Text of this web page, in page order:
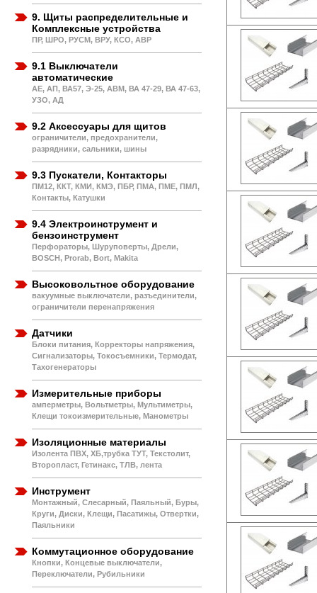
9. Щиты распределительные и
Комплексные устройства
ПР, ШРО, РУСМ, ВРУ, КСО, АВР
9.1 Выключатели
автоматические
АЕ, АП, ВА57, Э-25, АВМ, ВА 47-29, ВА 47-63,
УЗО, АД
9.2 Аксессуары для щитов
ограничители, предохранители,
разрядники, сальники, шины
9.3 Пускатели, Контакторы
ПМ12, ККТ, КМИ, КМЭ, ПБР, ПМА, ПМЕ, ПМЛ,
Контакты, Катушки
9.4 Электроинструмент и
бензоинструмент
Перфораторы, Шуруповерты, Дрели,
BOSCH, Prorab, Bort, Makita
Высоковольтное оборудование
вакуумные выключатели, разъединители,
ограничители перенапряжения
Датчики
Блоки питания, Корректоры напряжения,
Сигнализаторы, Токосъемники, Термодат,
Тахогенераторы
Измерительные приборы
амперметры, Вольтметры, Мультиметры,
Клещи токоизмерительные, Манометры
Изоляционные материалы
Изолента ПВХ, ХБ,трубка ТУТ, Текстолит,
Второпласт, Гетинакс, ТЛВ, лента
Инструмент
Монтажный, Слесарный, Паяльный, Буры,
Круги, Диски, Клещи, Пасатижы, Отвертки,
Паяльники
Коммутационное оборудование
Кнопки, Концевые выключатели,
Переключатели, Рубильники